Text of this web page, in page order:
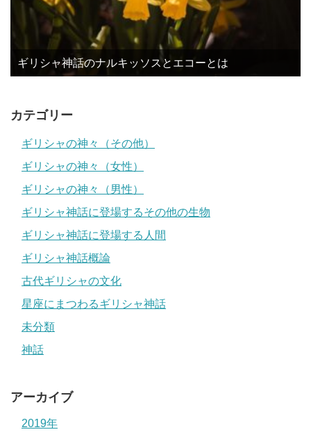
ギリシャ神話のナルキッソスとエコーとは
カテゴリー
ギリシャの神々（その他）
ギリシャの神々（女性）
ギリシャの神々（男性）
ギリシャ神話に登場するその他の生物
ギリシャ神話に登場する人間
ギリシャ神話概論
古代ギリシャの文化
星座にまつわるギリシャ神話
未分類
神話
アーカイブ
2019年